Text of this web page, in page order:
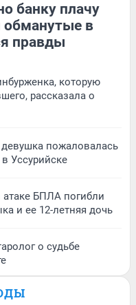
банку плачу
обманутые в
правды
которую
рассказала о
пожаловалась
Уссурийске
БПЛА погибли
и ее 12-летняя дочь
о судьбе